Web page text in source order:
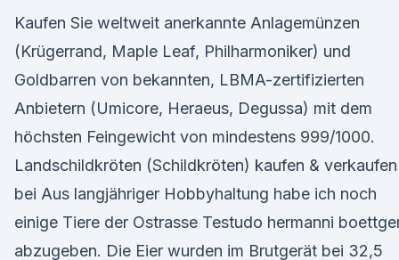
Kaufen Sie weltweit anerkannte Anlagemünzen
(Krügerrand, Maple Leaf, Philharmoniker) und
Goldbarren von bekannten, LBMA-zertifizierten
Anbietern (Umicore, Heraeus, Degussa) mit dem
höchsten Feingewicht von mindestens 999/1000.
Landschildkröten (Schildkröten) kaufen & verkaufen
bei Aus langjähriger Hobbyhaltung habe ich noch
einige Tiere der Ostrasse Testudo hermanni
abzugeben. Die Eier wurden im Brutgerät bei 32,5